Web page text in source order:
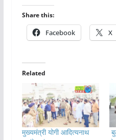
Share this:
Facebook X
Related
मुख्यमंत्री योगी आदित्यनाथ